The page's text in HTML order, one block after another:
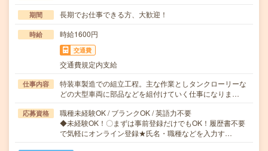
期間 長期でお仕事できる方、大歓迎！
時給 時給1600円
交通費
交通費規定内支給
仕事内容
特装車製造での組立工程。主な作業としタンクローリーな
どの大型車両に部品などを組付けていく仕事になりま…
応募資格
職種未経験OK / ブランクOK / 英語力不要
◆未経験OK！〇まずは事前登録だけでもOK！履歴書不要
で気軽にオンライン登録★氏名・職種などを入力す…